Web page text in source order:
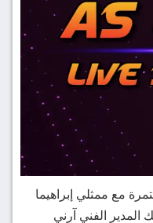
مع ممثلي إبراهيما
المدير الفني آرني